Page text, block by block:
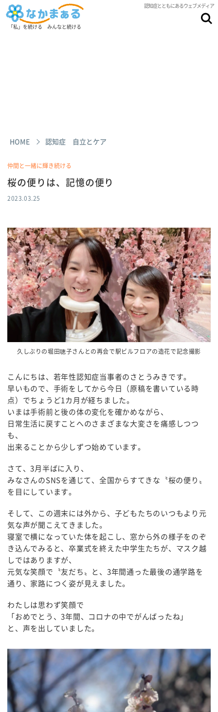
認知症とともにあるウェブメディア
「私」を続ける みんなと続ける
HOME 認知症 自立とケア
仲間と一緒に輝き続ける
桜の便りは、記憶の便り
2023.03.25
久しぶりの堀田聰子さんとの再会で駅ビルフロアの造花で記念撮影
こんにちは、若年性認知症当事者のさとうみきです。
早いもので、手術をしてから今日（原稿を書いている時
点）でちょうど1カ月が経ちました。
いまは手術前と後の体の変化を確かめながら、
日常生活に戻すことへのさまざまな大変さを痛感しつつ
も、
出来ることから少しずつ始めています。
さて、3月半ばに入り、
みなさんのSNSを通じて、全国からすてきな〝桜の便り〟
を目にしています。
そして、この週末には外から、子どもたちのいつもより元
気な声が聞こえてきました。
寝室で横になっていた体を起こし、窓から外の様子をのぞ
き込んでみると、卒業式を終えた中学生たちが、マスク越
しではありますが、
元気な笑顔で〝友だち〟と、3年間通った最後の通学路を
通り、家路につく姿が見えました。
わたしは思わず笑顔で
「おめでとう、3年間、コロナの中でがんばったね」
と、声を出していました。